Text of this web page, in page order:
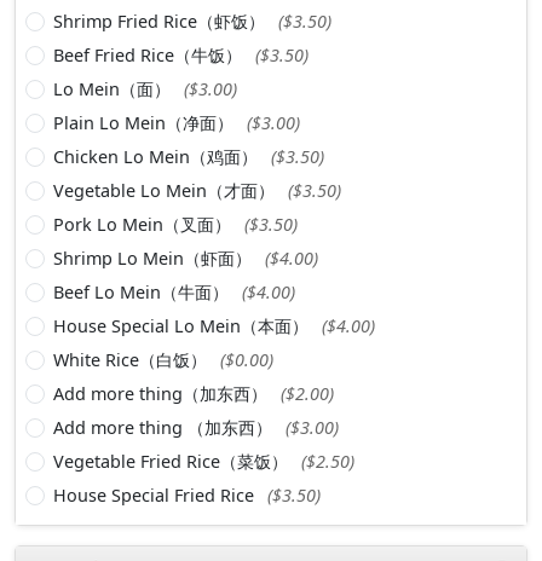
Shrimp Fried Rice（虾饭）
($3.50)
Beef Fried Rice（牛饭）
($3.50)
Lo Mein（面）
($3.00)
Plain Lo Mein（净面）
($3.00)
Chicken Lo Mein（鸡面）
($3.50)
Vegetable Lo Mein（才面）
($3.50)
Pork Lo Mein（叉面）
($3.50)
Shrimp Lo Mein（虾面）
($4.00)
Beef Lo Mein（牛面）
($4.00)
House Special Lo Mein（本面）
($4.00)
White Rice（白饭）
($0.00)
Add more thing（加东西）
($2.00)
Add more thing （加东西）
($3.00)
Vegetable Fried Rice（菜饭）
($2.50)
House Special Fried Rice ($3.50)